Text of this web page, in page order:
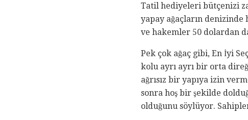
Tatil hediyeleri bütçenizi
yapay ağaçların denizinde
ve hakemler 50 dolardan
Pek çok ağaç gibi, En İyi
kolu ayrı ayrı bir orta
ağrısız bir yapıya izin
sonra hoş bir şekilde
olduğunu söylüyor.